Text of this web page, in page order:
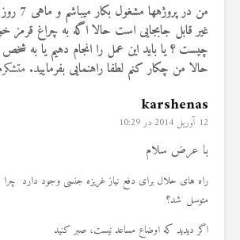
من در
غیر قابل جابجایی است حالا اگه به چراغ قرمز
چیست ؟ یا باید این عمل را انجام دهیم یا به
حالا من چکار کنم لطفا راهنمایی بفرمایید.
karshenas
12 آوریل 2014 در 10:29
با عرض سلام
راه های حلال برای دفع نیاز غریزه جنسی وجود دارد چرا
متوسل شد؟
اگر دیدید که اوضاع مساعد نیست، صبر کنید